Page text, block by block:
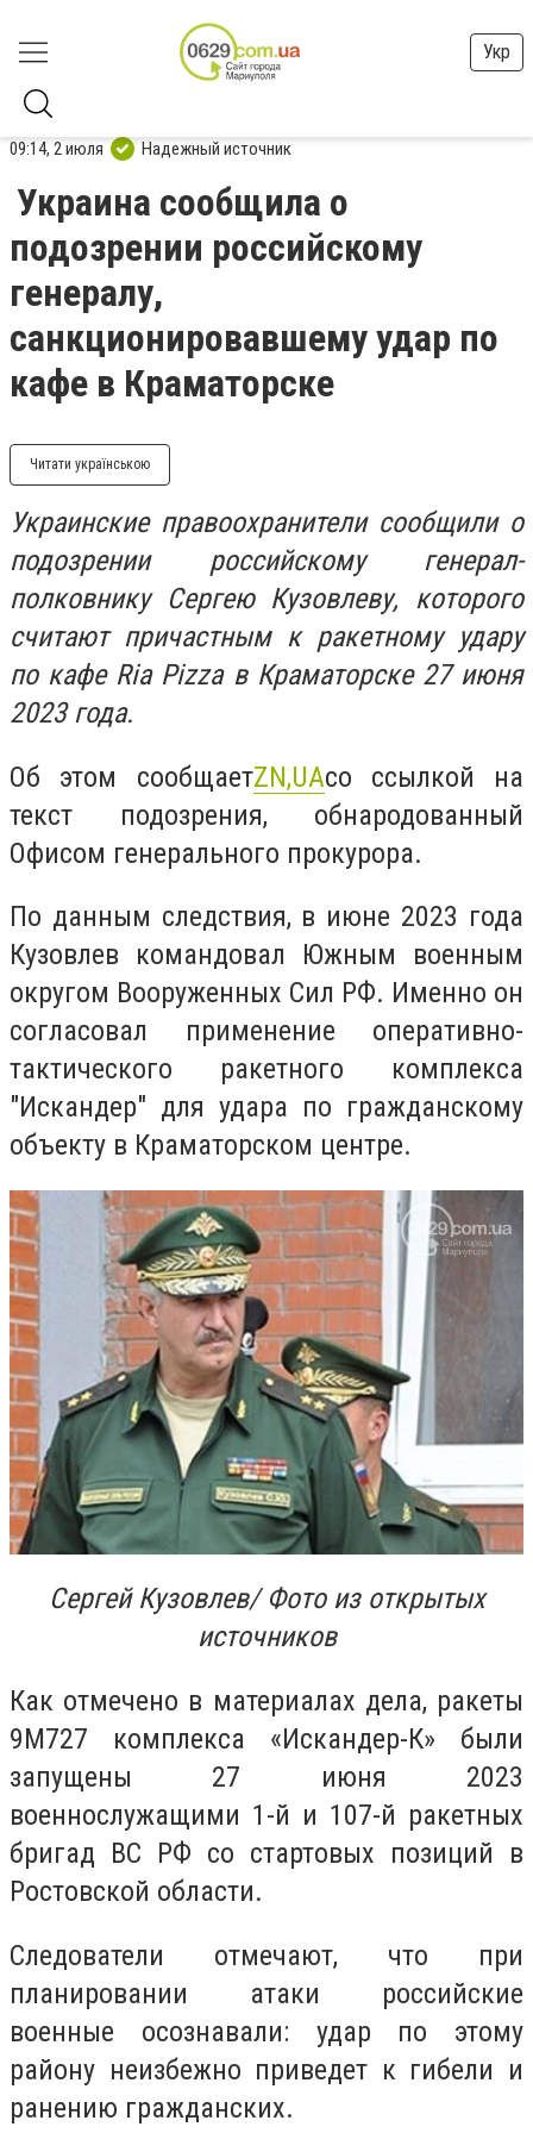
Укр
09:14, 2 июля Надежный источник
Украина сообщила о
подозрении российскому
генералу,
санкционировавшему удар по
кафе в Краматорске
Читати українською
Украинские правоохранители сообщили о
подозрении российскому генерал-
полковнику Сергею Кузовлеву, которого
считают причастным к ракетному удару
по кафе Ria Pizza в Краматорске 27 июня
2023 года.
Об этом сообщаетZN,UAсо ссылкой на
текст подозрения, обнародованный
Офисом генерального прокурора.
По данным следствия, в июне 2023 года
Кузовлев командовал Южным военным
округом Вооруженных Сил РФ. Именно он
согласовал применение оперативно-
тактического ракетного комплекса
"Искандер" для удара по гражданскому
объекту в Краматорском центре.
Сергей Кузовлев/ Фото из открытых
источников
Как отмечено в материалах дела, ракеты
9М727 комплекса «Искандер-К» были
запущены 27 июня 2023
военнослужащими 1-й и 107-й ракетных
бригад ВС РФ со стартовых позиций в
Ростовской области.
Следователи отмечают, что при
планировании атаки российские
военные осознавали: удар по этому
району неизбежно приведет к гибели и
ранению гражданских.